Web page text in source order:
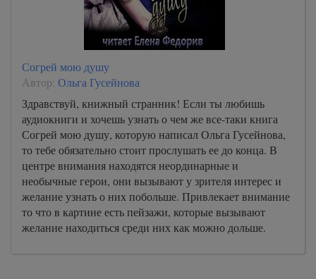
Согрей мою душу
Автор: Ольга Гусейнова
Здравствуй, книжный странник! Если ты любишь
аудиокниги и хочешь узнать о чем же все-таки книга
Согрей мою душу, которую написал Ольга Гусейнова,
то тебе обязательно стоит прослушать ее до конца. В
центре внимания находятся неординарные и
необычные герои, они вызывают у зрителя интерес и
желание узнать о них побольше. Привлекает внимание
то что в картине есть пейзажи, которые вызывают
желание находиться среди них как можно дольше.